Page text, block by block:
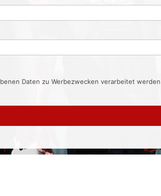
Daten zu Werbezwecken verarbeitet